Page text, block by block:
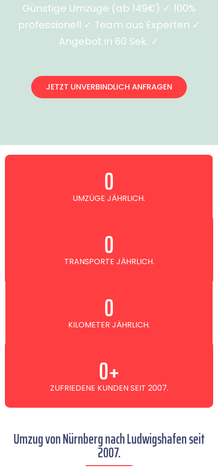
Günstige Umzüge (ab 149€) ✓ 100%
professionell ✓ Team aus Experten ✓
Angebot in 60 Sek. ✓
JETZT UNVERBINDLICH ANFRAGEN
UMZÜGE JÄHRLICH.
0
TRANSPORTE JÄHRLICH.
0
KILOMETER JÄHRLICH.
0
ZUFRIEDENE KUNDEN SEIT 2007.
0+
Umzug von Nürnberg nach Ludwigshafen seit
2007.